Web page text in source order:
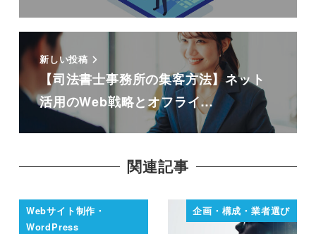
新しい投稿
【司法書士事務所の集客方法】ネット
活用のWeb戦略とオフライ…
関連記事
Webサイト制作・
WordPress
企画・構成・業者選び